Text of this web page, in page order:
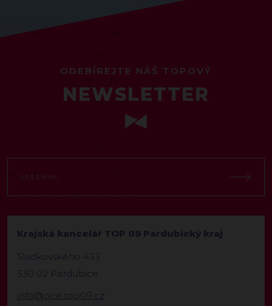
ODEBÍREJTE NÁŠ TOPOVÝ
NEWSLETTER
Krajská kancelář TOP 09 Pardubický kraj
Sladkovského 433
530 02 Pardubice
info@pce.top09.cz